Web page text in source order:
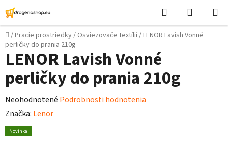
Prejsť
na
obsah
Hľadať
košík
Domov
/Pracie prostriedky/Osviezovače textílií/LENOR Lavish Vonné
perličky do prania 210g
LENOR Lavish Vonné
perličky do prania 210g
Priemerné
hodnotenie
produktu
Neohodnotené Podrobnosti hodnotenia
Značka: Lenor
Novinka